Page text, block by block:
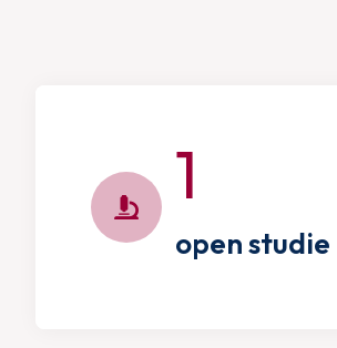
1
open studie